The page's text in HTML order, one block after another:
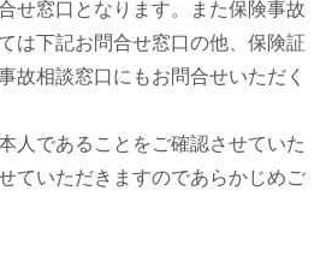
せ窓口となります。また保険事故
は下記お問合せ窓口の他、保険証
故相談窓口にもお問合せいただく
人であることをご確認させていた
ていただきますのであらかじめご